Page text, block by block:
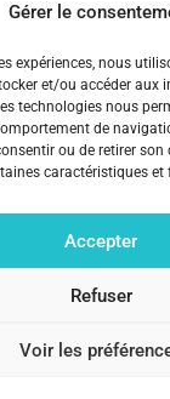
Gérer le
expériences, nous
et/ou accéder aux
technologies nous
de
ou de retirer
caractéristiques et
Accepter
Refuser
Voir les
remboursement
fichiers témoins
: